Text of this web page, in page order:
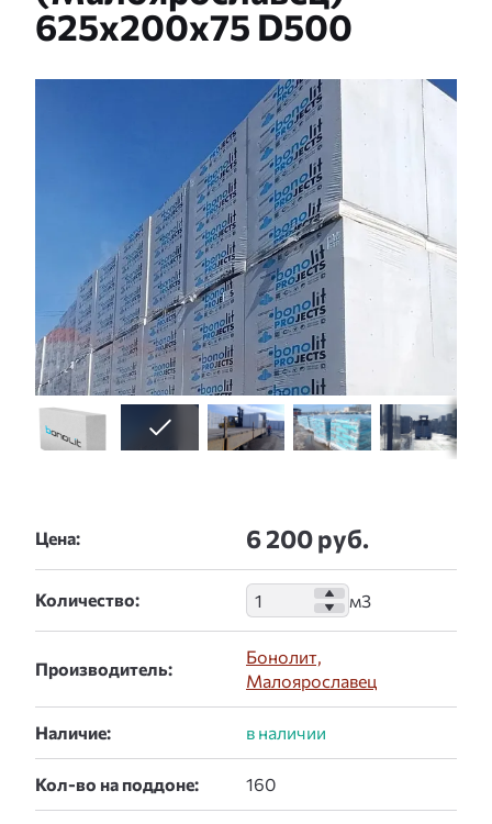
625x200x75 D500
Цена: 6 200 руб.
Количество:
Производитель:
Бонолит,
Малоярославец
Наличие:
Кол-во на поддоне: